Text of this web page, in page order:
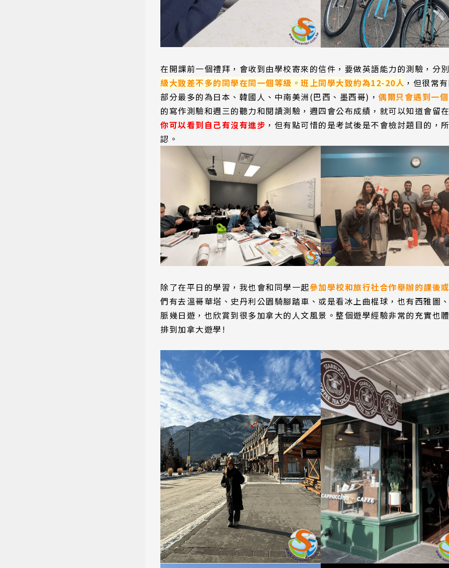
在開課前一個禮拜，會收到由學校寄來的信件，要做英語能力的測驗，分
級大致差不多的同學在同一個等級。班上同學大致約為12-20人 ，但很常
部分最多的為日本、韓國人、中南美洲(巴西、墨西哥)， 偶爾只會遇到一
的寫作測驗和週三的聽力和閱讀測驗，週四會公布成績，就可以知道會留
你可以看到自己有沒有進步 ，但有點可惜的是考試後是不會檢討題目的，
認。
除了在平日的學習，我也會和同學一起參加學校和旅行社合作舉辦的課後
們有去溫哥華塔、史丹利公園騎腳踏車、或是看冰上曲棍球，也有西雅圖
脈幾日遊，也欣賞到很多加拿大的人文風景。整個遊學經驗非常的充實也
排到加拿大遊學!